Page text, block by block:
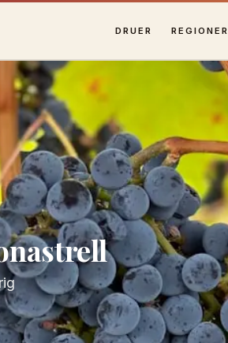
DRUER REGIONER